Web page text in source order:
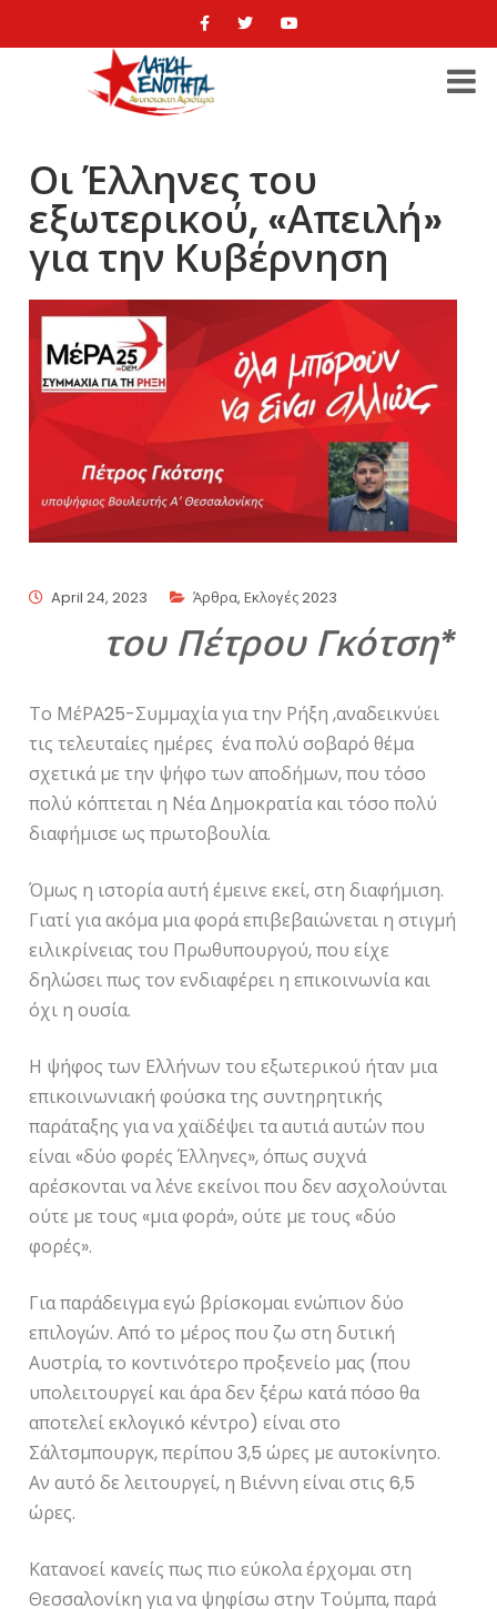
Οι Έλληνες του
εξωτερικού, «Απειλή»
για την Κυβέρνηση
April 24, 2023 Άρθρα,Εκλογές 2023
του Πέτρου Γκότση*
Το ΜέΡΑ25-Συμμαχία για την Ρήξη ,αναδεικνύει
τις τελευταίες ημέρες ένα πολύ σοβαρό θέμα
σχετικά με την ψήφο των αποδήμων, που τόσο
πολύ κόπτεται η Νέα Δημοκρατία και τόσο πολύ
διαφήμισε ως πρωτοβουλία.
Όμως η ιστορία αυτή έμεινε εκεί, στη διαφήμιση.
Γιατί για ακόμα μια φορά επιβεβαιώνεται η στιγμή
ειλικρίνειας του Πρωθυπουργού, που είχε
δηλώσει πως τον ενδιαφέρει η επικοινωνία και
όχι η ουσία.
Η ψήφος των Ελλήνων του εξωτερικού ήταν μια
επικοινωνιακή φούσκα της συντηρητικής
παράταξης για να χαϊδέψει τα αυτιά αυτών που
είναι «δύο φορές Έλληνες», όπως συχνά
αρέσκονται να λένε εκείνοι που δεν ασχολούνται
ούτε με τους «μια φορά», ούτε με τους «δύο
φορές».
Για παράδειγμα εγώ βρίσκομαι ενώπιον δύο
επιλογών. Από το μέρος που ζω στη δυτική
Αυστρία, το κοντινότερο προξενείο μας (που
υπολειτουργεί και άρα δεν ξέρω κατά πόσο θα
αποτελεί εκλογικό κέντρο) είναι στο
Σάλτσμπουργκ, περίπου 3,5 ώρες με αυτοκίνητο.
Αν αυτό δε λειτουργεί, η Βιέννη είναι στις 6,5
ώρες.
Κατανοεί κανείς πως πιο εύκολα έρχομαι στη
Θεσσαλονίκη για να ψηφίσω στην Τούμπα, παρά